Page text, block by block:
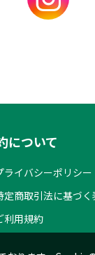
について
ライバシーポリシー
定商取引法に基づく
利用規約